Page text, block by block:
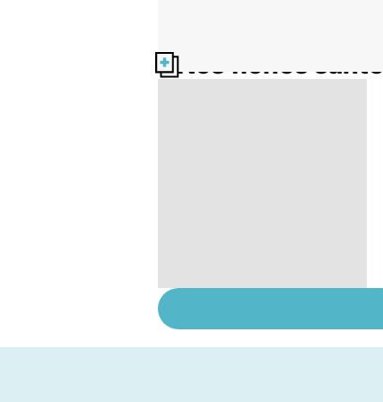
Nos fiches santé
domicile, c'est facile !